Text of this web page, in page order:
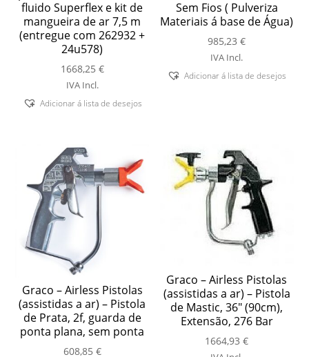
fluido Superflex e kit de
mangueira de ar 7,5 m
(entregue com 262932 +
24u578)
1668,25 €
IVA Incl.
Adicionar á lista de desejos
Sem Fios ( Pulveriza
Materiais á base de Água)
985,23€
IVA Incl.
Adicionar á lista de desejos
Graco – Airless Pistolas
(assistidas a ar) – Pistola
de Prata, 2f, guarda de
ponta plana, sem ponta
608,85 €
Graco – Airless Pistolas
(assistidas a ar) – Pistola
de Mastic, 36″ (90cm),
Extensão, 276 Bar
1664,93€